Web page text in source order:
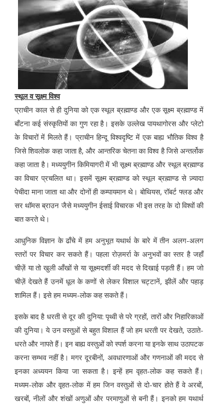
स्थूल व सूक्ष्म विश्व
प्राचीन काल से ही दुनिया को एक स्थूल ब्रह्माण्ड और एक सूक्ष्म ब्रह्माण्ड में
बाँटना कई संस्कृतियों का गुण रहा है। इसके उल्लेख पायथागोरस और प्लेटो
के विचारों में मिलते हैं। प्राचीन हिन्दू विश्वदृष्टि में एक बाह्य भौतिक विश्व है
जिसे शिवलोक कहा जाता है, और आन्तरिक चेतना का विश्व है जिसे अन्तर्लोक
कहा जाता है। मध्ययुगीन किमियागरी में भी सूक्ष्म ब्रह्माण्ड और स्थूल ब्रह्माण्ड
का विचार प्रचलित था। इसमें सूक्ष्म ब्रह्माण्ड को स्थूल ब्रह्माण्ड से ज़्यादा
पेचीदा माना जाता था और दोनों ही कम्पायमान थे। बोथियस, रॉबर्ट फ्लड और
सर थॉमस ब्राउन जैसे मध्ययुगीन ईसाई विचारक भी इस तरह के दो विश्वों की
बात करते थे।
आधुनिक विज्ञान के ढाँचे में हम अनुभूत यथार्थ के बारे में तीन अलग-अलग
स्तरों पर विचार कर सकते हैं। पहला रोज़मर्रा के अनुभवों का स्तर है जहाँ
चीज़ें या तो खुली आँखों से या सूक्ष्मदर्शी की मदद से दिखाई पड़ती हैं। हम जो
चीज़ें देखते हैं उनमें धूल के कणों से लेकर विशाल चट्टानें, झीलें और पहाड़
शामिल हैं। इसे हम मध्यम-लोक कह सकते हैं।
इसके बाद है धरती से दूर की दुनिया: पृथ्वी से परे ग्रहों, तारों और निहारिकाओं
की दुनिया। ये उन वस्तुओं से बहुत विशाल हैं जो हम धरती पर देखते, उठाते-
धरते और नापते हैं। इन बाह्य वस्तुओं को स्पर्श करना या इनके साथ उठापटक
करना सम्भव नहीं है। मगर दूरबीनों, अवधारणाओं और गणनाओं की मदद से
इनका अध्ययन किया जा सकता है। इन्हें हम वृहत-लोक कह सकते हैं।
मध्यम-लोक और वृहत-लोक में हम जिन वस्तुओं से दो-चार होते हैं वे अरबों,
खरबों, नीलों और शंखों अणुओं और परमाणुओं से बनी हैं। इनको हम यथार्थ